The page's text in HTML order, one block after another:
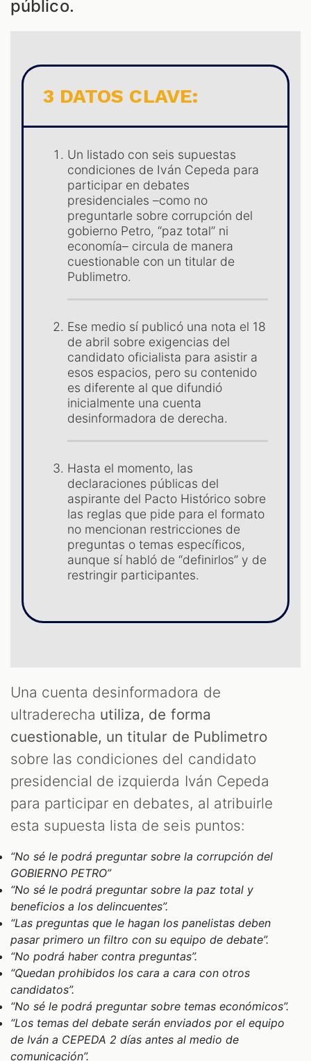
público.
3 DATOS CLAVE:
Un listado con seis supuestas
condiciones de Iván Cepeda para
participar en debates
presidenciales –como no
preguntarle sobre corrupción del
gobierno Petro, “paz total” ni
economía– circula de manera
cuestionable con un titular de
Publimetro.
Ese medio sí publicó una nota el 18
de abril sobre exigencias del
candidato oficialista para asistir a
esos espacios, pero su contenido
es diferente al que difundió
inicialmente una cuenta
desinformadora de derecha.
Hasta el momento, las
declaraciones públicas del
aspirante del Pacto Histórico sobre
las reglas que pide para el formato
no mencionan restricciones de
preguntas o temas específicos,
aunque sí habló de “definirlos” y de
restringir participantes.
Una cuenta desinformadora de
ultraderecha utiliza, de forma
cuestionable, un titular de Publimetro
sobre las condiciones del candidato
presidencial de izquierda Iván Cepeda
para participar en debates, al atribuirle
esta supuesta lista de seis puntos:
“No sé le podrá preguntar sobre la corrupción del
GOBIERNO PETRO”
“No sé le podrá preguntar sobre la paz total y
beneficios a los delincuentes”.
“Las preguntas que le hagan los panelistas deben
pasar primero un filtro con su equipo de debate”.
“No podrá haber contra preguntas”.
“Quedan prohibidos los cara a cara con otros
candidatos”.
“No sé le podrá preguntar sobre temas económicos”.
“Los temas del debate serán enviados por el equipo
de Iván a CEPEDA 2 días antes al medio de
comunicación”.